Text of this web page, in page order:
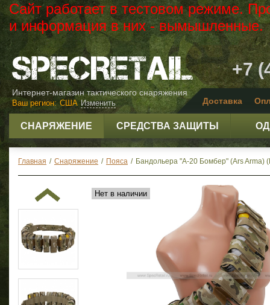
Сайт работает в тестовом режиме.
и информация в них - вымышленные.
Интернет-магазин тактического снаряжения
+7
Доставка
Изменить
Ваш регион: США
СНАРЯЖЕНИЕ СРЕДСТВА ЗАЩИТЫ
Главная / Снаряжение / Пояса / Бандольера "А-20 Бомбер" (Ars Arma)
Нет в наличии